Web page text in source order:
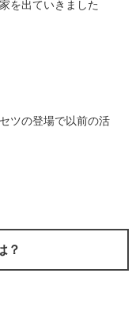
を出ていきました
ツの登場で以前の活
？